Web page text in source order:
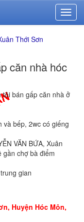
Thới Sơn
căn nhà hóc
bán gấp căn nhà ở
và bếp, 2wc có giếng
VĂN BỨA, Xuân
gần chợ bà điểm
gian
Huyện Hóc Môn,